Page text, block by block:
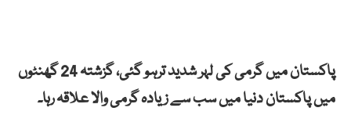
پاکستان میں گرمی کی لہر شدید ترہو گئی، گزشتہ 24 گھنٹوں
میں پاکستان دنیا میں سب سے زیادہ گرمی والا علاقہ رہا۔